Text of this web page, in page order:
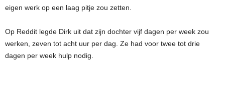
eigen werk op een laag pitje zou zetten.
Op Reddit legde Dirk uit dat zijn dochter vijf dagen per week zou
werken, zeven tot acht uur per dag. Ze had voor twee tot drie
dagen per week hulp nodig.